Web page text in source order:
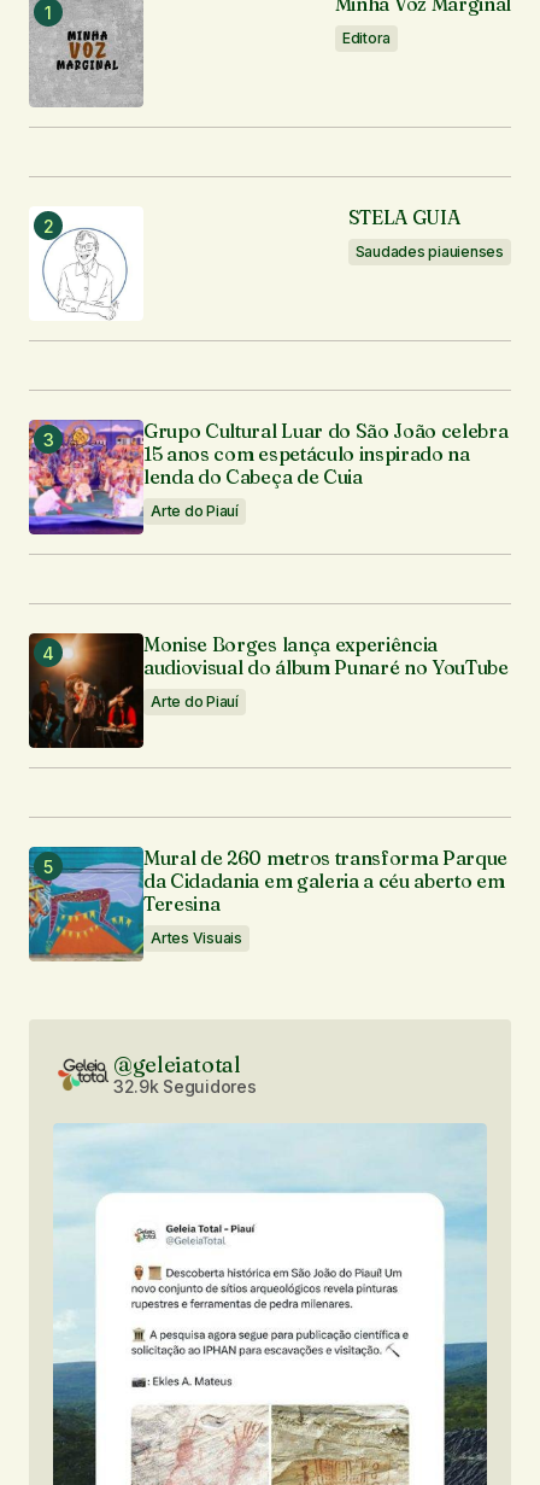
Editora
STELA GUIA
Saudades piauienses
Grupo Cultural Luar do São João celebra
15 anos com espetáculo inspirado na
lenda do Cabeça de Cuia
Arte do Piauí
Monise Borges lança experiência
audiovisual do álbum Punaré no YouTube
Arte do Piauí
Mural de 260 metros transforma Parque
da Cidadania em galeria a céu aberto em
Teresina
Artes Visuais
@geleiatotal
32.9k Seguidores